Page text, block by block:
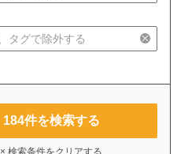
184件を検索する
× 検索条件をクリアする